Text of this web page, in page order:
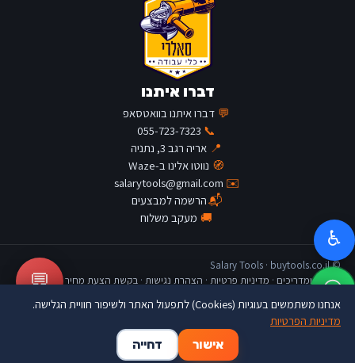
דברו איתנו
💬 דברו איתנו בוואטסאפ
📞
055-723-7323
📍 אריה רגב 3, נתניה
🧭 נווטו אלינו ב-Waze
✉️
salarytools@gmail.com
📬הרשמה למבצעים
🚚 מעקב משלוח
© Salary Tools · buytools.co.il
כתבות ומדריכים · מדיניות פרטיות · הצהרת נגישות · בקשת הצעת מחיר 💬
♿
🛒
סל קניות
אנחנו משתמשים בעוגיות (Cookies) לתפעול האתר ולשיפור חוויית הגלישה.
מדיניות הפרטיות
אישור
דחייה